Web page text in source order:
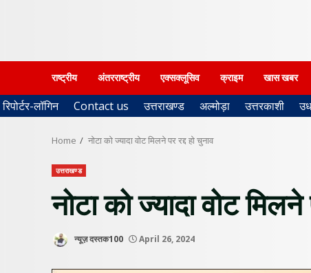
राष्ट्रीय अंतरराष्ट्रीय एक्सक्लूसिव क्राइम खास खबर
रिपोर्टर-लॉगिन Contact us उत्तराखण्ड अल्मोड़ा उत्तरकाशी
Home नोटा को ज्यादा वोट मिलने पर रद्द हो चुनाव
उत्तराखण्ड
नोटा को ज्यादा वोट मिलने
न्यूज़ दस्तक100 April 26, 2024